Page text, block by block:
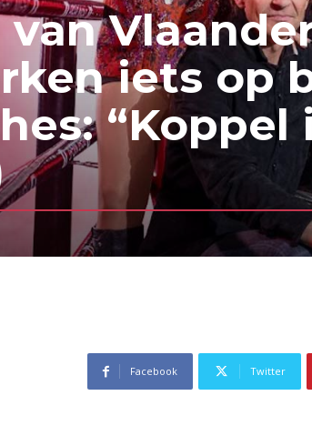
van
iets op
“Koppel
Facebook Twitter